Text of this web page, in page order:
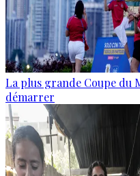
La plus grande Coupe du
démarrer